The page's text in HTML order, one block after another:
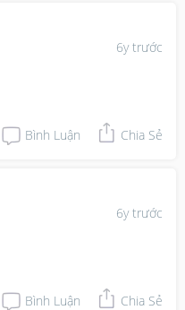
6y trước
Bình Luận Chia Sẻ
6y trước
Bình Luận Chia Sẻ